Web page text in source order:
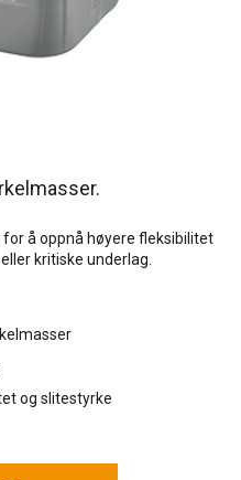
å oppnå høyere fleksibilitet
kritiske underlag.
og slitestyrke